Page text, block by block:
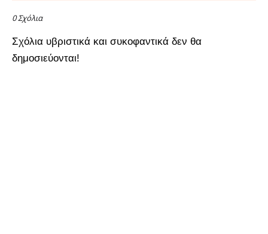
0 Σχόλια
Σχόλια υβριστικά και συκοφαντικά δεν θα
δημοσιεύονται!